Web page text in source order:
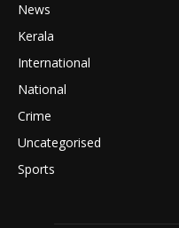
News
Kerala
International
National
Crime
Uncategorised
Sports